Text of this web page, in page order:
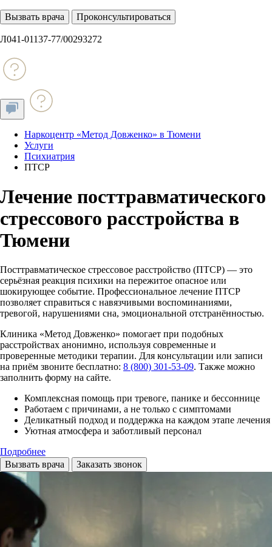
Вызвать врача Проконсультироваться
Л041-01137-77/00293272
Наркоцентр «Метод Довженко» в Тюмени
Услуги
Психиатрия
ПТСР
Лечение посттравматического
стрессового расстройства в
Тюмени
Посттравматическое стрессовое расстройство (ПТСР) — это
серьёзная реакция психики на пережитое опасное или
шокирующее событие. Профессиональное лечение ПТСР
позволяет справиться с навязчивыми воспоминаниями,
тревогой, нарушениями сна, эмоциональной отстранённостью.
Клиника «Метод Довженко» помогает при подобных
расстройствах анонимно, используя современные и
проверенные методики терапии. Для консультации или записи
на приём звоните бесплатно: 8 (800) 301-53-09. Также можно
заполнить форму на сайте.
Комплексная помощь при тревоге, панике и бессоннице
Работаем с причинами, а не только с симптомами
Деликатный подход и поддержка на каждом этапе лечения
Уютная атмосфера и заботливый персонал
Подробнее
Вызвать врача
Заказать звонок